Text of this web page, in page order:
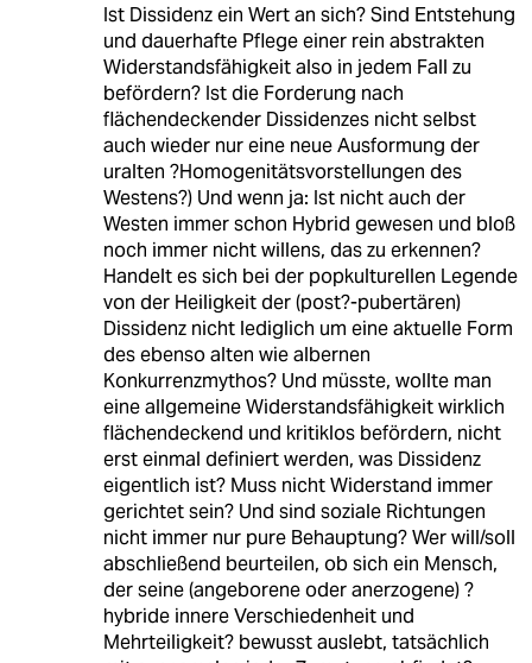
Ist Dissidenz ein Wert an sich? Sind Entstehung
und dauerhafte Pflege einer rein abstrakten
Widerstandsfähigkeit also in jedem Fall zu
befördern? Ist die Forderung nach
flächendeckender Dissidenzes nicht selbst
auch wieder nur eine neue Ausformung der
uralten ?Homogenitätsvorstellungen des
Westens?) Und wenn ja: Ist nicht auch der
Westen immer schon Hybrid gewesen und bloß
noch immer nicht willens, das zu erkennen?
Handelt es sich bei der popkulturellen Legende
von der Heiligkeit der (post?-pubertären)
Dissidenz nicht lediglich um eine aktuelle Form
des ebenso alten wie albernen
Konkurrenzmythos? Und müsste, wollte man
eine allgemeine Widerstandsfähigkeit wirklich
flächendeckend und kritiklos befördern, nicht
erst einmal definiert werden, was Dissidenz
eigentlich ist? Muss nicht Widerstand immer
gerichtet sein? Und sind soziale Richtungen
nicht immer nur pure Behauptung? Wer will/soll
abschließend beurteilen, ob sich ein Mensch,
der seine (angeborene oder anerzogene) ?
hybride innere Verschiedenheit und
Mehrteiligkeit? bewusst auslebt, tatsächlich